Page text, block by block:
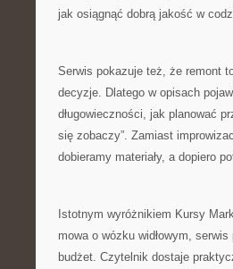
jak osiągnąć dobrą jakość w
Serwis pokazuje też, że remont
decyzje. Dlatego w opisach
długowieczności, jak planować
się zobaczy”. Zamiast
dobieramy materiały, a dopiero
Istotnym wyróżnikiem Kursy
mowa o wózku widłowym,
budżet. Czytelnik dostaje